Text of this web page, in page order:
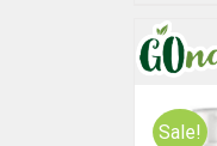
Sale!